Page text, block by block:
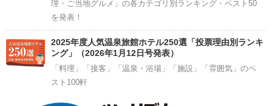
理・ご当地グルメ」の各カテゴリ別ランキング・ベスト50
を発表！
2025年度人気温泉旅館ホテル250選「投票理由別ランキ
ング」（2026年1月12日号発表）
「料理」「接客」「温泉・浴場」「施設」「雰囲気」のベ
スト100軒